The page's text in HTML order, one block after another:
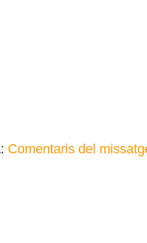
Comentaris del